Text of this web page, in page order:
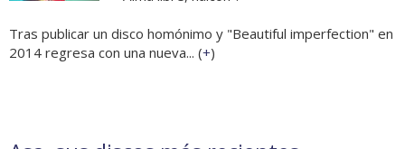
Tras publicar un disco homónimo y "Beautiful imperfection" en
2014 regresa con una nueva... (+)